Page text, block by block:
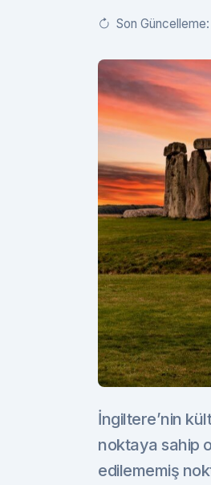
Son Güncelleme:
İngiltere’nin
noktaya sahip
edilememiş